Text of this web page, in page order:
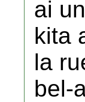
ai
kita
la
bel-